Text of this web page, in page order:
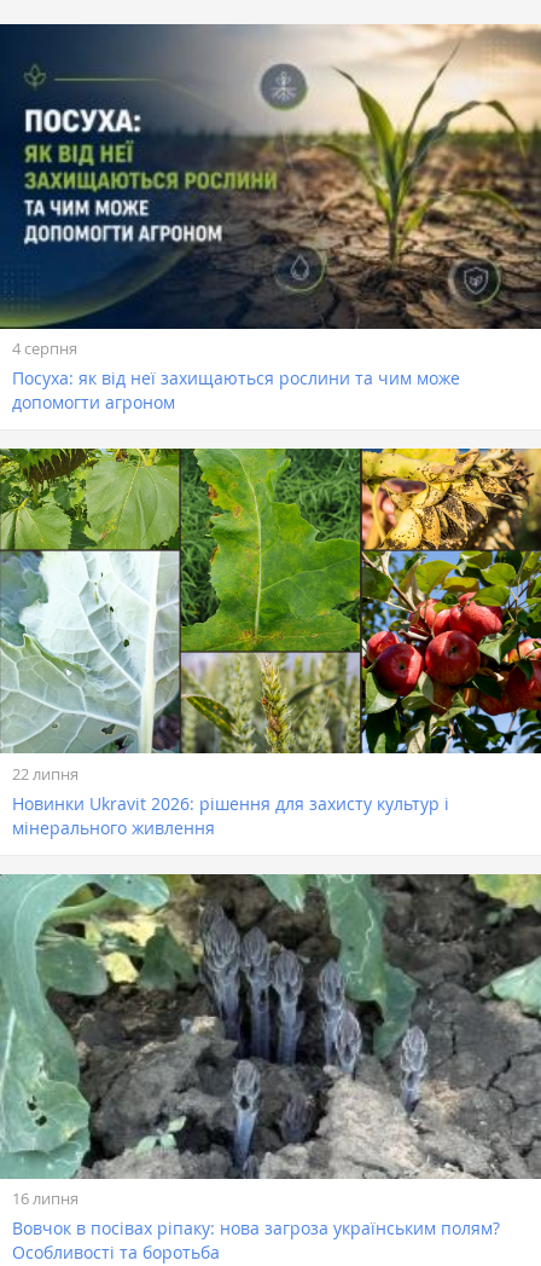
4 серпня
Посуха: як від неї захищаються рослини та чим може
допомогти агроном
22 липня
Новинки Ukravit 2026: рішення для захисту культур і
мінерального живлення
16 липня
Вовчок в посівах ріпаку: нова загроза українським полям?
Особливості та боротьба